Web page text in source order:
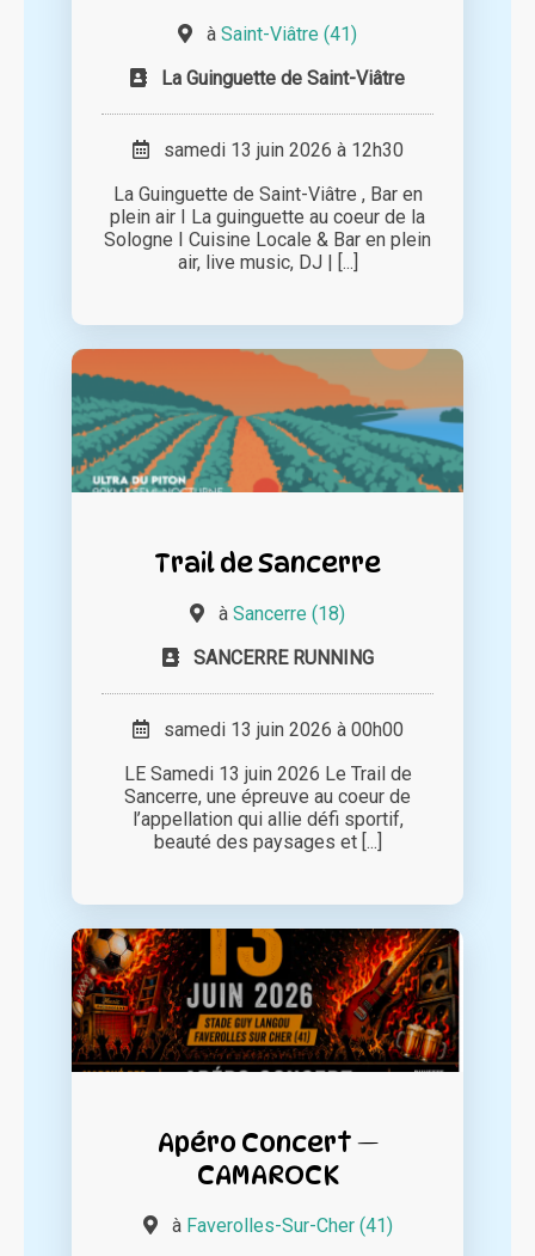
à Saint-Viâtre (41)
La Guinguette de Saint-Viâtre
samedi 13 juin 2026 à 12h30
La Guinguette de Saint-Viâtre , Bar en
plein air I La guinguette au coeur de la
Sologne I Cuisine Locale & Bar en plein
air, live music, DJ | [...]
Trail de Sancerre
à Sancerre (18)
SANCERRE RUNNING
samedi 13 juin 2026 à 00h00
LE Samedi 13 juin 2026 Le Trail de
Sancerre, une épreuve au coeur de
l’appellation qui allie défi sportif,
beauté des paysages et [...]
Apéro Concert —
CAMAROCK
à Faverolles-Sur-Cher (41)